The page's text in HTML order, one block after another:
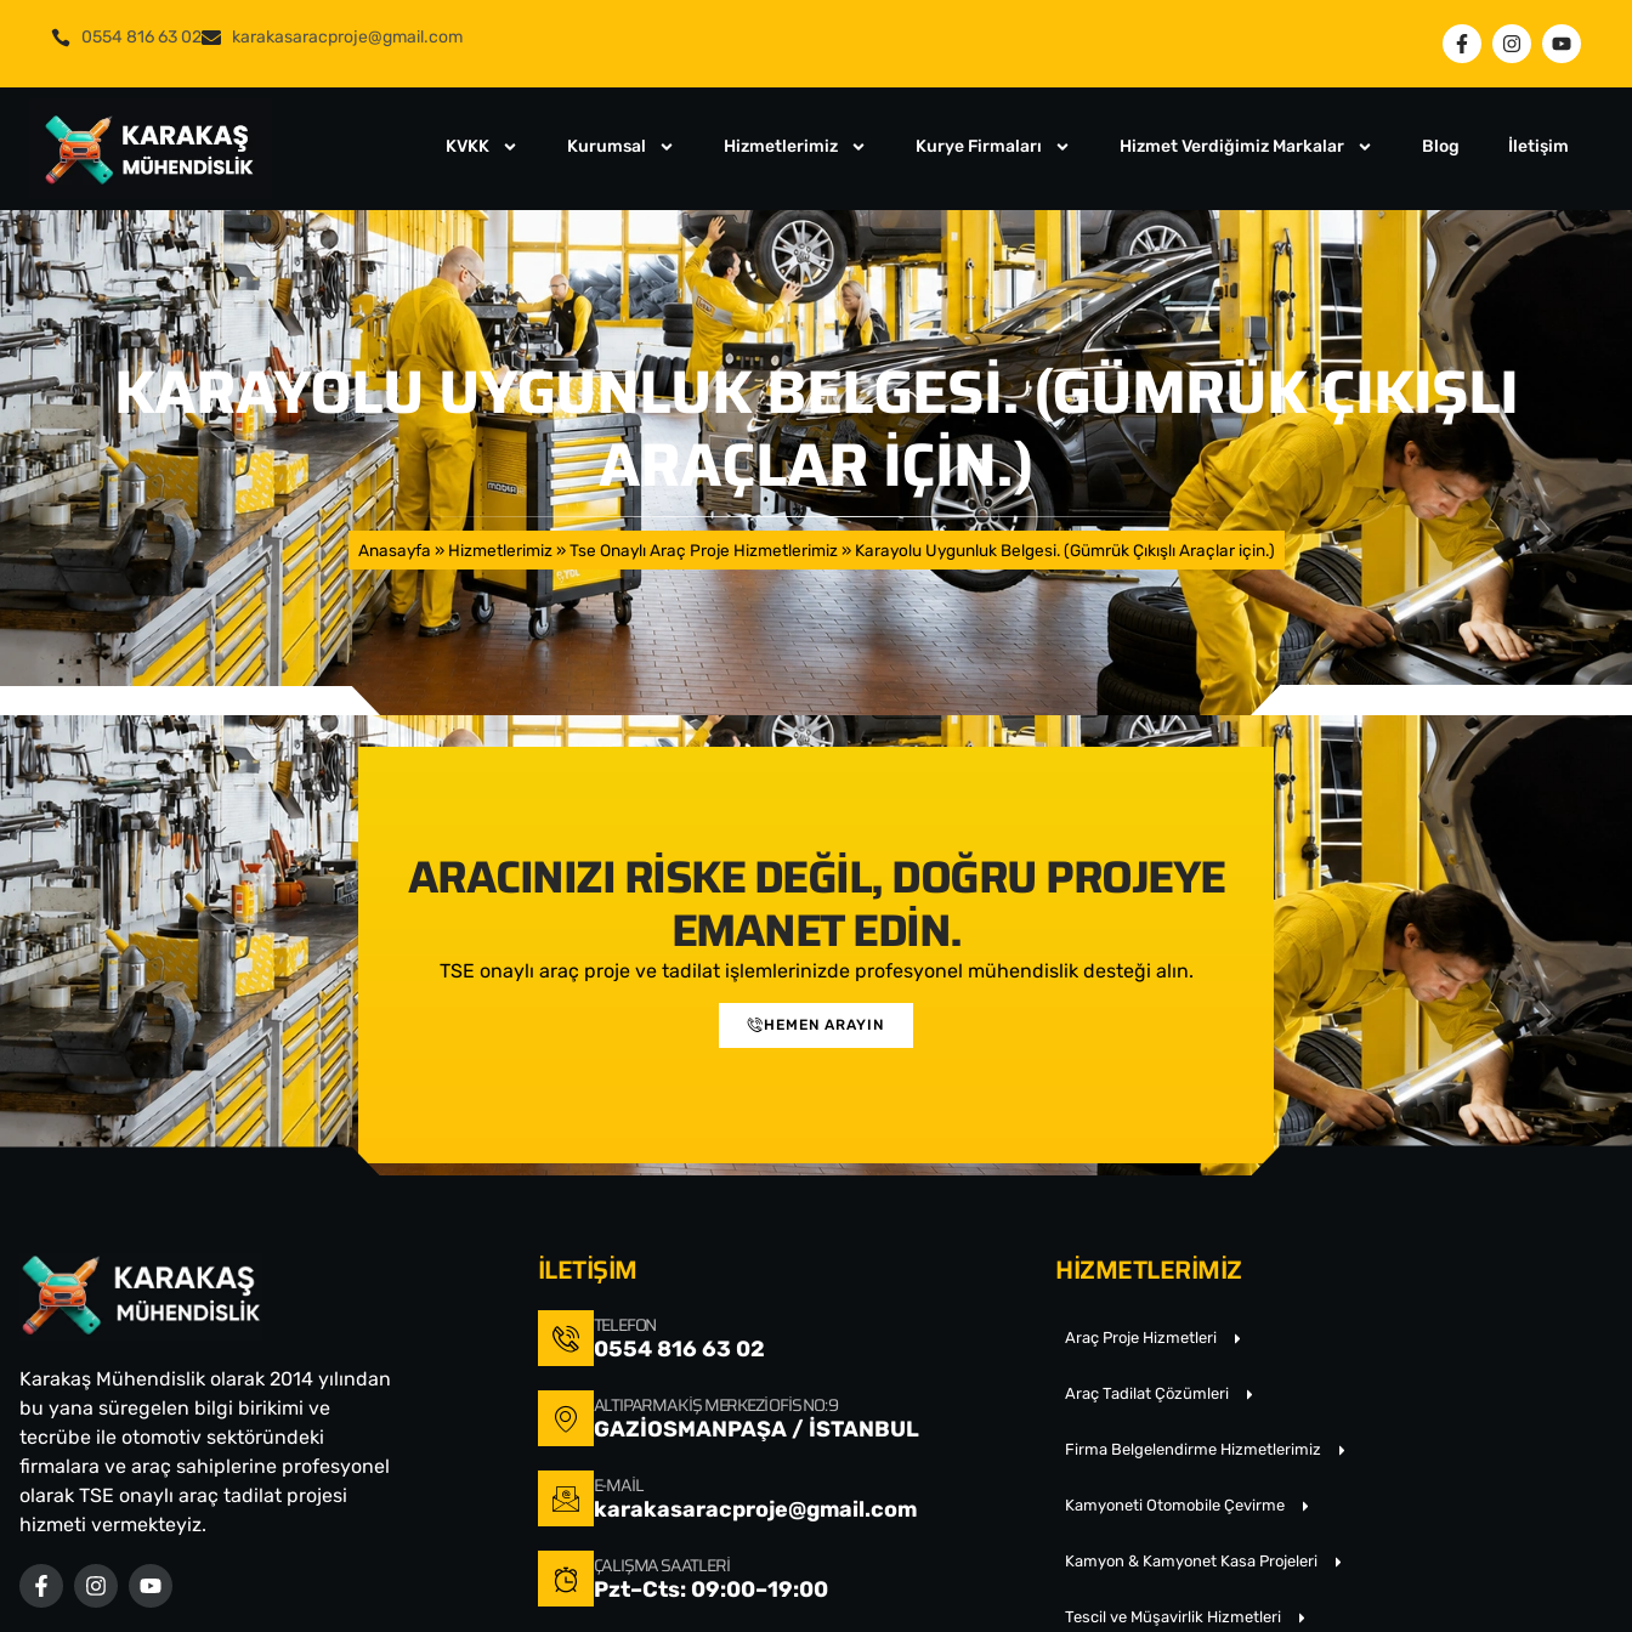
0554 816 63 02 karakasaracproje@gmail.com
KVKK Kurumsal Hizmetlerimiz Kurye Firmaları Hizmet Verdiğimiz Markalar Blog İletişim
KARAYOLU UYGUNLUK BELGESI. (GÜMRÜK ÇIKIŞLI
ARAÇLAR IÇIN.)
Anasayfa » Hizmetlerimiz»Tse Onaylı Araç Proje Hizmetlerimiz» Karayolu Uygunluk Belgesi. (Gümrük Çıkışlı Araçlar için.)
ARACINIZI RISKE DEĞIL, DOĞRU PROJEYE
EMANET EDIN.
TSE onaylı araç proje ve tadilat işlemlerinizde profesyonel mühendislik desteği alın.
HEMEN ARAYIN
Karakaş Mühendislik olarak 2014 yılından
bu yana süregelen bilgi birikimi ve
tecrübe ile otomotiv sektöründeki
firmalara ve araç sahiplerine profesyonel
olarak TSE onaylı araç tadilat projesi
hizmeti vermekteyiz.
İLETİŞİM
TELEFON
0554 816 63 02
ALTIPARMAK İŞ MERKEZI OFIS NO: 9
GAZİOSMANPAŞA / İSTANBUL
E-MAIL
karakasaracproje@gmail.com
ÇALIŞMA SAATLERI
Pzt–Cts: 09:00–19:00
HİZMETLERİMİZ
Araç Proje Hizmetleri
Araç Tadilat Çözümleri
Firma Belgelendirme Hizmetlerimiz
Kamyoneti Otomobile Çevirme
Kamyon & Kamyonet Kasa Projeleri
Tescil ve Müşavirlik Hizmetleri